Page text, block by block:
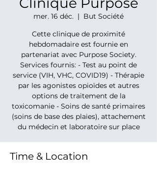
mer. 16 déc.
  |
But Société
Cette clinique de proximité
hebdomadaire est fournie en
partenariat avec Purpose Society.
Services fournis: - Test au point de
service (VIH, VHC, COVID19) - Thérapie
par les agonistes opioïdes et autres
options de traitement de la
toxicomanie - Soins de santé primaires
(soins de base des plaies), attachement
du médecin et laboratoire sur place
Time & Location